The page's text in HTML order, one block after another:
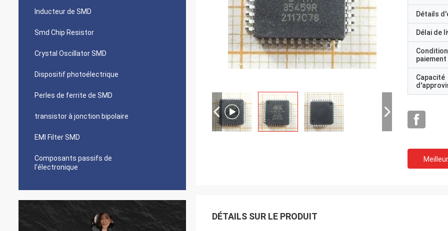
Inducteur de SMD
Smd Chip Resistor
Crystal Oscillator SMD
Dispositif photoélectrique
Perles de ferrite de SMD
transistor à jonction bipolaire
EMI Filter SMD
Composants passifs de
l'électronique
Détails
Délai de
paiement
Capacité
DÉTAILS SUR LE PRODUIT
surévalué
une température de -40°C à +105°C